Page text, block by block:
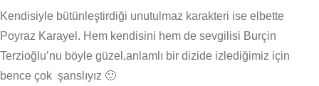
Kendisiyle bütünleştirdiği unutulmaz karakteri ise elbette
Poyraz Karayel. Hem kendisini hem de sevgilisi Burçin
Terzioğlu’nu böyle güzel,anlamlı bir dizide izlediğimiz için
bence çok şanslıyız 🙂